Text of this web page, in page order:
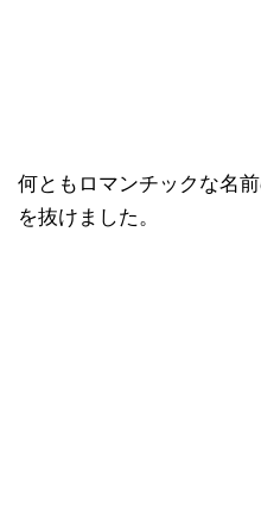
何ともロマンチックな名
を抜けました。